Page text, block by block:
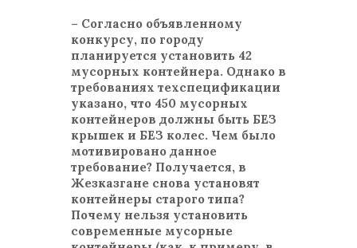
– Согласно объявленному
конкурсу, по городу
планируется установить 42
мусорных контейнера. Однако в
требованиях техспецификации
указано, что 450 мусорных
контейнеров должны быть БЕЗ
крышек и БЕЗ колес. Чем было
мотивировано данное
требование? Получается, в
Жезказгане снова установят
контейнеры старого типа?
Почему нельзя установить
современные мусорные